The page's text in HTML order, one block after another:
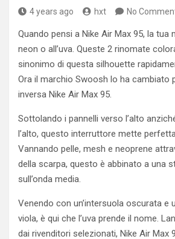
4 years ago hxt No
Quando pensi a Nike Air Max 95, la tua
neon o all’uva. Queste 2 rinomate
sinonimo di questa silhouette
Ora il marchio Swoosh lo ha cambiato
inversa Nike Air Max 95.
Sottolando i pannelli verso l’alto
l’alto, questo interruttore mette
Vannando pelle, mesh e neoprene
della scarpa, questo è abbinato a una
sull’onda media.
Venendo con un’intersuola oscurata e
viola, è qui che l’uva prende il nome.
dai rivenditori selezionati, Nike Air Max